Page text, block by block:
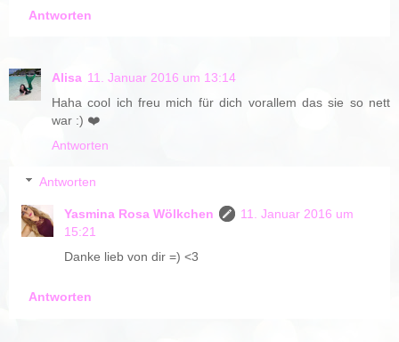
Antworten
Alisa 11. Januar 2016 um 13:14
Haha cool ich freu mich für dich vorallem das sie so nett
war :) ❤️
Antworten
Antworten
Yasmina Rosa Wölkchen
11. Januar 2016 um
15:21
Danke lieb von dir =) <3
Antworten